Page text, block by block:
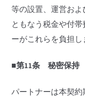
等の設置、運営お
ともなう税金や付
ーがこれらを負担し
■第11条 秘密保持
パートナーは本契